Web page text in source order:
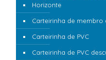
Horizonte
Carteirinha de membro
Carteirinha de PVC
Carteirinha de PVC